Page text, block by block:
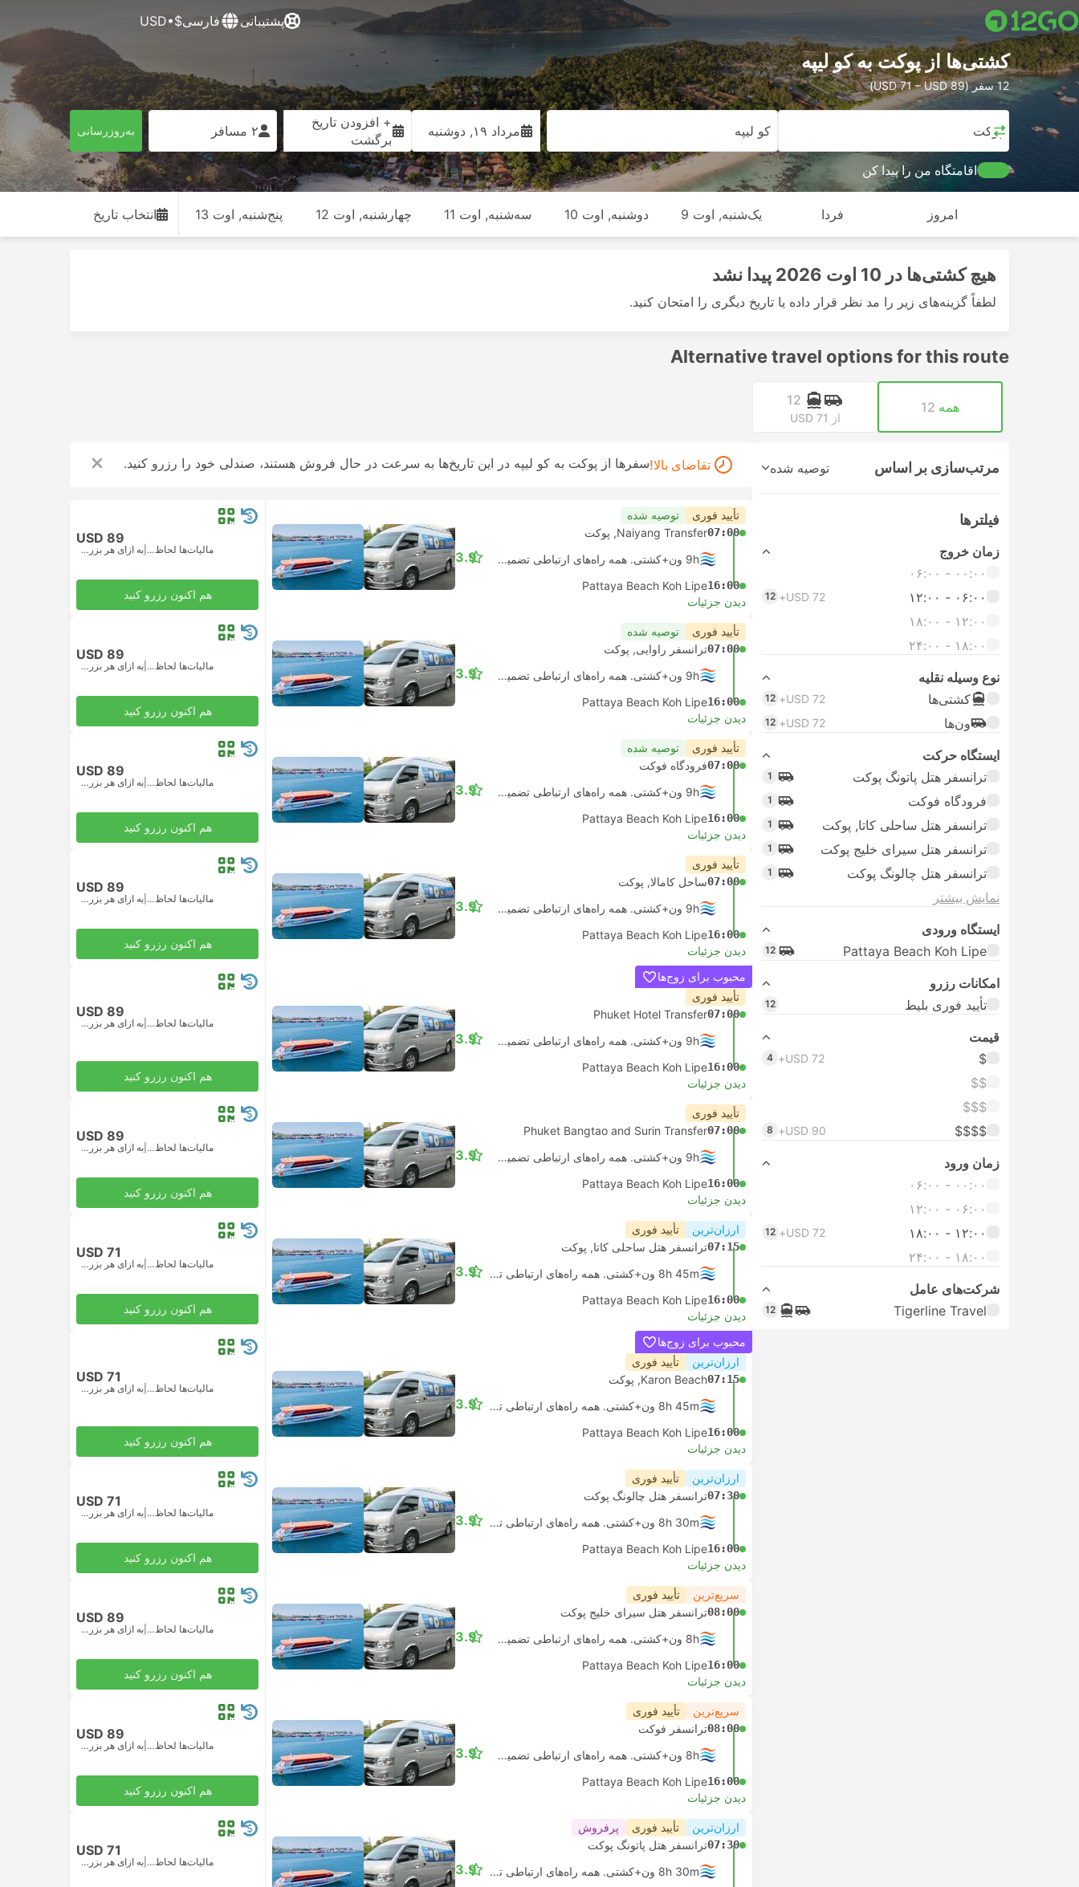
پشتیبانی فارسی$•USD
کشتی‌ها از پوکت به کو لیپه
12 سفر (USD 71 – USD 89)
پوکت کو لیپه مرداد ۱۹, دوشنبه
+ افزودن تاریخ
برگشت
۲ مسافر به‌روزرسانی
اقامتگاه من را پیدا کن
امروز فردا یک‌شنبه, اوت 9 دوشنبه, اوت 10 سه‌شنبه, اوت 11 چهارشنبه, اوت 12 پنج‌شنبه, اوت 13 انتخاب تاریخ
هیچ کشتی‌ها در 10 اوت 2026 پیدا نشد
لطفاً گزینه‌های زیر را مد نظر قرار داده یا تاریخ دیگری را امتحان کنید.
Alternative travel options for this route
همه 12
12
از USD 71
مرتب‌سازی بر اساس توصیه شده
فیلتر‌ها
زمان خروج
۰۰:۰۰ - ۰۶:۰۰
۰۶:۰۰ - ۱۲:۰۰
USD 72+
12
۱۲:۰۰ - ۱۸:۰۰
۱۸:۰۰ - ۲۴:۰۰
نوع وسیله نقلیه
کشتی‌ها
USD 72+
12
ون‌ها USD 72+
12
ایستگاه حرکت
ترانسفر هتل پاتونگ پوکت
1
فرودگاه فوکت 1
ترانسفر هتل ساحلی کاتا, پوکت 1
ترانسفر هتل سیرای خلیج پوکت 1
ترانسفر هتل چالونگ پوکت 1
نمایش بیشتر
ایستگاه ورودی
Pattaya Beach Koh Lipe
12
امکانات رزرو
تأیید فوری بلیط
12
قیمت
$
USD 72+
4
$$
$$$
$$$$
USD 90+
8
زمان ورود
۰۰:۰۰ - ۰۶:۰۰
۰۶:۰۰ - ۱۲:۰۰
۱۲:۰۰ - ۱۸:۰۰
USD 72+
12
۱۸:۰۰ - ۲۴:۰۰
شرکت‌های عامل
Tigerline Travel
12
تقاضای بالا!سفرها از پوکت به کو لیپه در این تاریخ‌ها به سرعت در حال فروش هستند، صندلی خود را رزرو کنید.
تأیید فوری توصیه شده
07:00Naiyang Transfer, پوکت
9h ون+کشتی. همه راه‌های ارتباطی تضمین شده است
16:00
Pattaya Beach Koh Lipe
3.9
دیدن جزئیات
USD 89
مالیات‌ها لحاظ شده | به ازای هر بزرگسال
هم اکنون رزرو کنید
تأیید فوری توصیه شده
07:00ترانسفر راوایی, پوکت
9h ون+کشتی. همه راه‌های ارتباطی تضمین شده است
16:00
Pattaya Beach Koh Lipe
3.9
دیدن جزئیات
USD 89
مالیات‌ها لحاظ شده | به ازای هر بزرگسال
هم اکنون رزرو کنید
تأیید فوری توصیه شده
07:00فرودگاه فوکت
9h ون+کشتی. همه راه‌های ارتباطی تضمین شده است
16:00
Pattaya Beach Koh Lipe
3.9
دیدن جزئیات
USD 89
مالیات‌ها لحاظ شده | به ازای هر بزرگسال
هم اکنون رزرو کنید
تأیید فوری
07:00ساحل کامالا, پوکت
9h ون+کشتی. همه راه‌های ارتباطی تضمین شده است
16:00
Pattaya Beach Koh Lipe
3.9
دیدن جزئیات
USD 89
مالیات‌ها لحاظ شده | به ازای هر بزرگسال
هم اکنون رزرو کنید
محبوب برای زوج‌ها
تأیید فوری
07:00
Phuket Hotel Transfer
9h ون+کشتی. همه راه‌های ارتباطی تضمین شده است
16:00
Pattaya Beach Koh Lipe
3.9
دیدن جزئیات
USD 89
مالیات‌ها لحاظ شده | به ازای هر بزرگسال
هم اکنون رزرو کنید
تأیید فوری
07:00
Phuket Bangtao and Surin Transfer
9h ون+کشتی. همه راه‌های ارتباطی تضمین شده است
16:00
Pattaya Beach Koh Lipe
3.9
دیدن جزئیات
USD 89
مالیات‌ها لحاظ شده | به ازای هر بزرگسال
هم اکنون رزرو کنید
ارزان‌ترین تأیید فوری
07:15ترانسفر هتل ساحلی کاتا, پوکت
8h 45m ون+کشتی. همه راه‌های ارتباطی تضمین شده است
16:00
Pattaya Beach Koh Lipe
3.9
دیدن جزئیات
USD 71
مالیات‌ها لحاظ شده | به ازای هر بزرگسال
هم اکنون رزرو کنید
محبوب برای زوج‌ها
ارزان‌ترین
تأیید فوری
07:15Karon Beach, پوکت
8h 45m ون+کشتی. همه راه‌های ارتباطی تضمین شده است
16:00
Pattaya Beach Koh Lipe
3.9
دیدن جزئیات
USD 71
مالیات‌ها لحاظ شده | به ازای هر بزرگسال
هم اکنون رزرو کنید
ارزان‌ترین تأیید فوری
07:30ترانسفر هتل چالونگ پوکت
8h 30m ون+کشتی. همه راه‌های ارتباطی تضمین شده است
16:00
Pattaya Beach Koh Lipe
3.9
دیدن جزئیات
USD 71
مالیات‌ها لحاظ شده | به ازای هر بزرگسال
هم اکنون رزرو کنید
سریع‌ترین تأیید فوری
08:00ترانسفر هتل سیرای خلیج پوکت
8h ون+کشتی. همه راه‌های ارتباطی تضمین شده است
16:00
Pattaya Beach Koh Lipe
3.9
دیدن جزئیات
USD 89
مالیات‌ها لحاظ شده | به ازای هر بزرگسال
هم اکنون رزرو کنید
سریع‌ترین تأیید فوری
08:00ترانسفر فوکت
8h ون+کشتی. همه راه‌های ارتباطی تضمین شده است
16:00
Pattaya Beach Koh Lipe
3.9
دیدن جزئیات
USD 89
مالیات‌ها لحاظ شده | به ازای هر بزرگسال
هم اکنون رزرو کنید
ارزان‌ترین تأیید فوری پرفروش
07:30ترانسفر هتل پاتونگ پوکت
8h 30m ون+کشتی. همه راه‌های ارتباطی تضمین شده است
3.9
USD 71
مالیات‌ها لحاظ شده | به ازای هر بزرگسال